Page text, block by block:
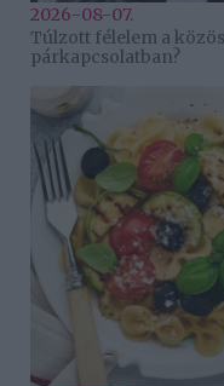
2026-08-07.
Túlzott félelem a
párkapcsolatban?